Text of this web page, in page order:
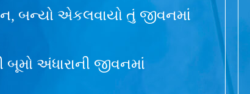
બન્યો એકલવાયો તું જીવનમાં
બૂમો અંધારાની જીવનમાં